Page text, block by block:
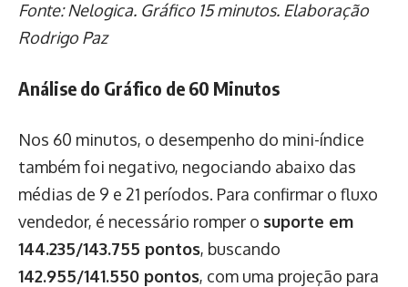
Fonte: Nelogica. Gráfico 15 minutos. Elaboração
Rodrigo Paz
Análise do Gráfico de 60 Minutos
Nos 60 minutos, o desempenho do mini-índice
também foi negativo, negociando abaixo das
médias de 9 e 21 períodos. Para confirmar o fluxo
vendedor, é necessário romper o suporte em
144.235/143.755 pontos, buscando
142.955/141.550 pontos, com uma projeção para